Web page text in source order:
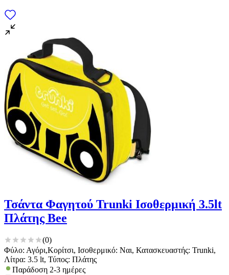
Τσάντα Φαγητού Trunki Ισοθερμική 3.5lt
Πλάτης Bee
(0)
Φύλο: Αγόρι,Κορίτσι, Ισοθερμικό: Ναι, Κατασκευαστής: Trunki,
Λίτρα: 3.5 lt, Τύπος: Πλάτης
Παράδοση 2-3 ημέρες